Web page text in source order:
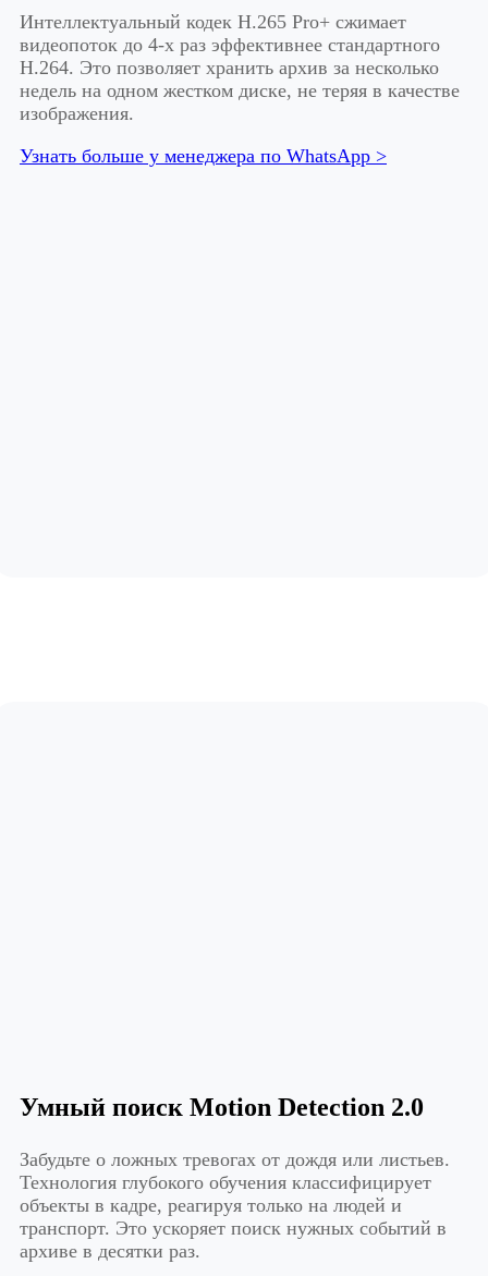
Интеллектуальный кодек H.265 Pro+ сжимает
видеопоток до 4-х раз эффективнее стандартного
H.264. Это позволяет хранить архив за несколько
недель на одном жестком диске, не теряя в качестве
изображения.
Узнать больше у менеджера по WhatsApp >
Умный поиск Motion Detection 2.0
Забудьте о ложных тревогах от дождя или листьев.
Технология глубокого обучения классифицирует
объекты в кадре, реагируя только на людей и
транспорт. Это ускоряет поиск нужных событий в
архиве в десятки раз.